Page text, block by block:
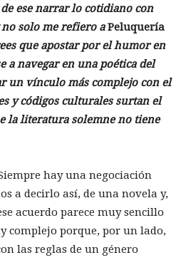
ese narrar lo cotidiano con
solo me refiero aPeluquería
que apostar por el humor en
a navegar en una poética del
un vínculo más complejo con el
y códigos culturales surtan el
la literatura solemne no tiene
hay una negociación
a decirlo así, de una novela y,
acuerdo parece muy sencillo
complejo porque, por un lado,
las reglas de un género